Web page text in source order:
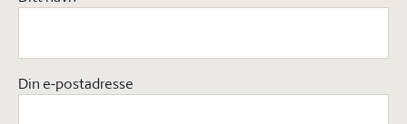
Din e-postadresse